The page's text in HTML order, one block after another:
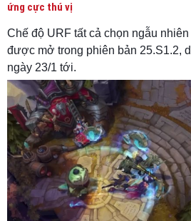
ứng cực thú vị
Chế độ URF tất cả chọn ngẫu
được mở trong phiên bản 25.S1.2,
ngày 23/1 tới.